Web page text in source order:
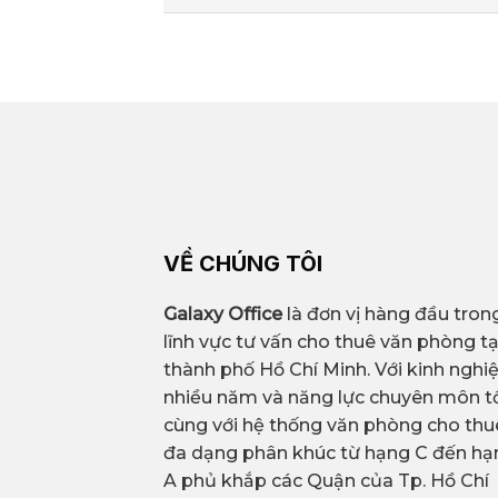
Tiện ích bao gồm
Văn phòng trọn gói nổi bật
Diện tích trống
bản.
VỀ CHÚNG TÔI
Galaxy Officelà đơn vị hàng đầu
lĩnh vực tư vấn cho thuê văn phòng
thành phố Hồ Chí Minh. Với kinh
nhiều năm và năng lực chuyên môn
cùng với hệ thống văn phòng cho
đa dạng phân khúc từ hạng C đến
A phủ khắp các Quận của Tp. Hồ Chí